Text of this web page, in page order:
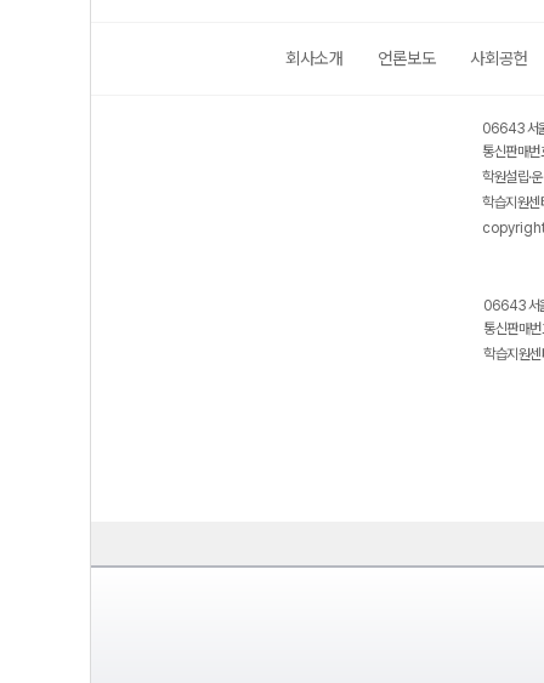
회사소개 언론보도 사회공헌
06643 서
통신판매
학원설립·
학습지원
06643 서
통신판매
학습지원